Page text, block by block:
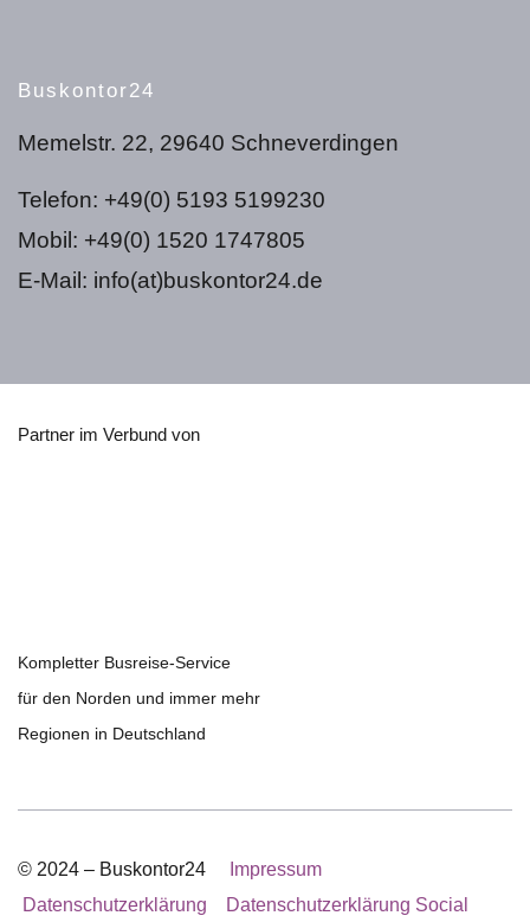
Buskontor24
Memelstr. 22, 29640 Schneverdingen
Telefon: +49(0) 5193 5199230
Mobil: +49(0) 1520 1747805
E-Mail: info(at)buskontor24.de
Partner im Verbund von
Kompletter Busreise-Service
für den Norden und immer mehr
Regionen in Deutschland
© 2024 – Buskontor24
Impressum
Datenschutzerklärung
Datenschutzerklärung Social